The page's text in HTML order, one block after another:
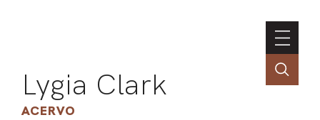
Lygia Clark
ACERVO